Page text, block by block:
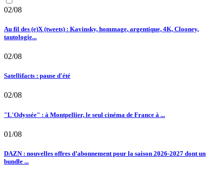
02/08
Au fil des (e)X (tweets) : Kavinsky, hommage, argentique, 4K, Clooney,
tautologie...
02/08
Satellifacts : pause d'été
02/08
"L'Odyssée" : à Montpellier, le seul cinéma de France à ...
01/08
DAZN : nouvelles offres d’abonnement pour la saison 2026-2027 dont un
bundle ...